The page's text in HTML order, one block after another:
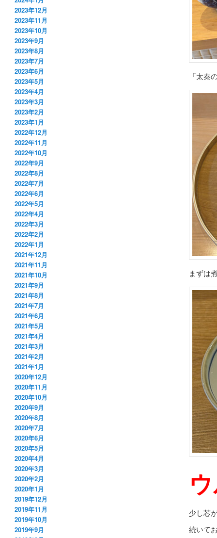
『太
まずは
少し芯
続いて
2023年12月
2023年11月
2023年10月
2023年9月
2023年8月
2023年7月
2023年6月
2023年5月
2023年4月
2023年3月
2023年2月
2023年1月
2022年12月
2022年11月
2022年10月
2022年9月
2022年8月
2022年7月
2022年6月
2022年5月
2022年4月
2022年3月
2022年2月
2022年1月
2021年12月
2021年11月
2021年10月
2021年9月
2021年8月
2021年7月
2021年6月
2021年5月
2021年4月
2021年3月
2021年2月
2021年1月
2020年12月
2020年11月
2020年10月
2020年9月
2020年8月
2020年7月
2020年6月
2020年5月
2020年4月
2020年3月
2020年2月
2020年1月
2019年12月
2019年11月
2019年10月
2019年9月